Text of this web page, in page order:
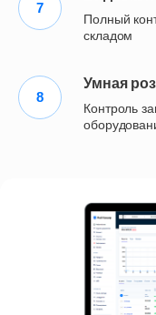
Полный
складом
Умная
Контроль